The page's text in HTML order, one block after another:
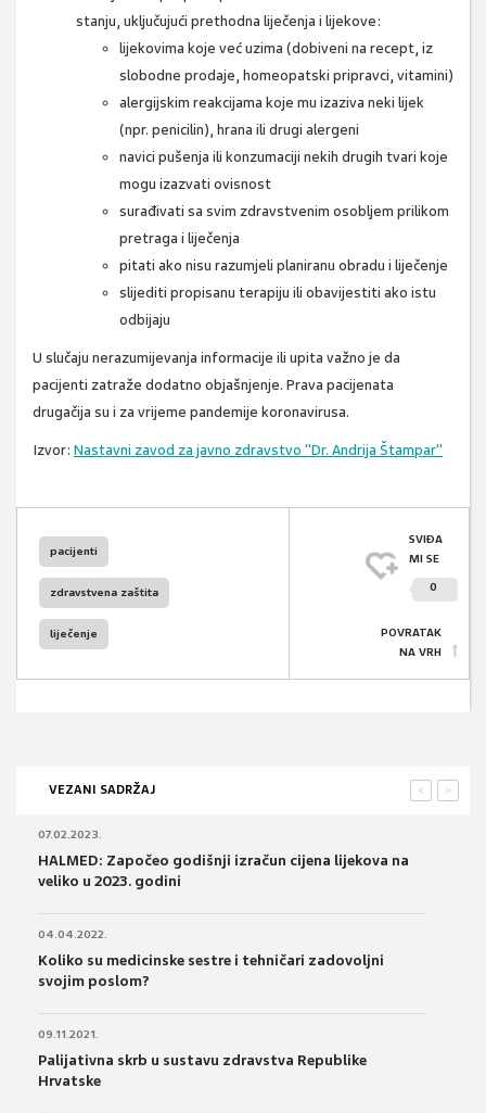
stanju, uključujući prethodna liječenja i lijekove:
lijekovima koje već uzima (dobiveni na recept, iz
slobodne prodaje, homeopatski pripravci, vitamini)
alergijskim reakcijama koje mu izaziva neki lijek
(npr. penicilin), hrana ili drugi alergeni
navici pušenja ili konzumaciji nekih drugih tvari koje
mogu izazvati ovisnost
surađivati sa svim zdravstvenim osobljem prilikom
pretraga i liječenja
pitati ako nisu razumjeli planiranu obradu i liječenje
slijediti propisanu terapiju ili obavijestiti ako istu
odbijaju
U slučaju nerazumijevanja informacije ili upita važno je da
pacijenti zatraže dodatno objašnjenje. Prava pacijenata
drugačija su i za vrijeme pandemije koronavirusa.
Izvor: Nastavni zavod za javno zdravstvo "Dr. Andrija Štampar"
pacijenti
zdravstvena zaštita
liječenje
SVIĐA
MI SE
0
POVRATAK
NA VRH
VEZANI SADRŽAJ >
<
07.02.2023.
HALMED: Započeo godišnji izračun cijena lijekova na
veliko u 2023. godini
04.04.2022.
Koliko su medicinske sestre i tehničari zadovoljni
svojim poslom?
09.11.2021.
Palijativna skrb u sustavu zdravstva Republike
Hrvatske